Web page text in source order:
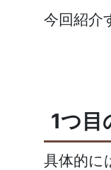
今回紹介
1つ目
具体的に